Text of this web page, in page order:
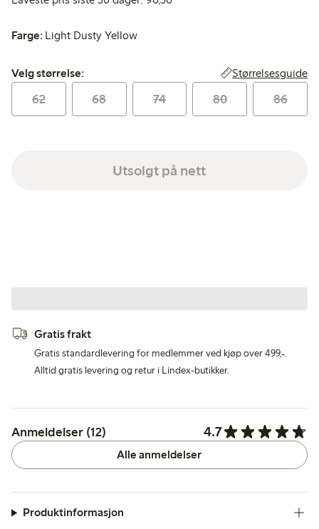
Farge: Light Dusty Yellow
Velg størrelse:
Velg størrelse: Størrelsesguide
62 68 74 80 86
Utsolgt på nett
Gratis frakt
Gratis standardlevering for medlemmer ved kjøp over 499,-.
Alltid gratis levering og retur i Lindex-butikker.
Anmeldelser (12) 4.7
Alle anmeldelser
Produktinformasjon